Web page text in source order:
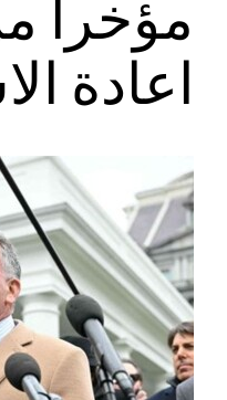
مؤخرا
اعادة